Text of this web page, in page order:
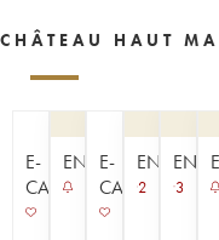
CHÂTEAU HAUT
E-
CAVISTE
ENCHÈRE
E-
CAVISTE
ENCHÈRE
2 3